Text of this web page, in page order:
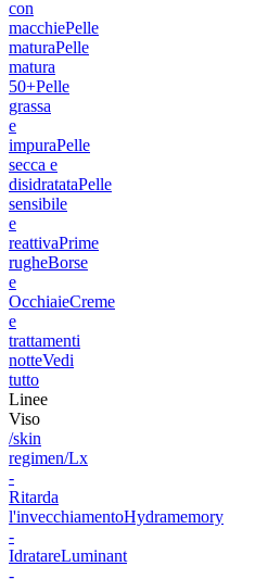
con
macchiePelle
maturaPelle
matura
50+Pelle
grassa
e
impuraPelle
secca e
disidratataPelle
sensibile
e
reattivaPrime
rugheBorse
e
OcchiaieCreme
e
trattamenti
notteVedi
tutto
Linee
Viso
/skin
regimen/Lx
-
Ritarda
l'invecchiamentoHydramemory
-
IdratareLuminant